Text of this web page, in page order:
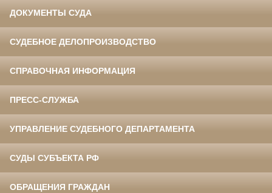
ДОКУМЕНТЫ СУДА
СУДЕБНОЕ ДЕЛОПРОИЗВОДСТВО
СПРАВОЧНАЯ ИНФОРМАЦИЯ
ПРЕСС-СЛУЖБА
УПРАВЛЕНИЕ СУДЕБНОГО ДЕПАРТАМЕНТА
СУДЫ СУБЪЕКТА РФ
ОБРАЩЕНИЯ ГРАЖДАН